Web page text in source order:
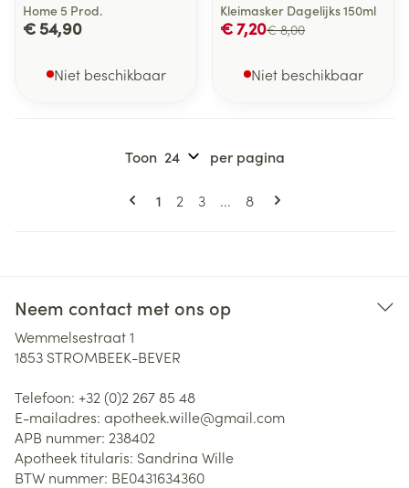
Home 5 Prod.
€ 54,90
Niet beschikbaar
Kleimasker Dagelijks 150ml
€ 8,00
€ 7,20
Niet beschikbaar
Pagina's
U lees momenteel pagina
1 Pagina
2 Pagina
3 ... Pagina
8
Toon per pagina
Neem contact met ons op
Wemmelsestraat 1
1853 STROMBEEK-BEVER
Telefoon: +32 (0)2 267 85 48
E-mailadres: apotheek.wille@gmail.com
APB nummer: 238402
Apotheek titularis: Sandrina Wille
BTW nummer: BE0431634360